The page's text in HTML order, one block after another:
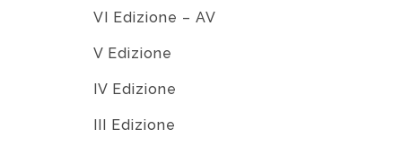
VI Edizione – AV
V Edizione
IV Edizione
III Edizione